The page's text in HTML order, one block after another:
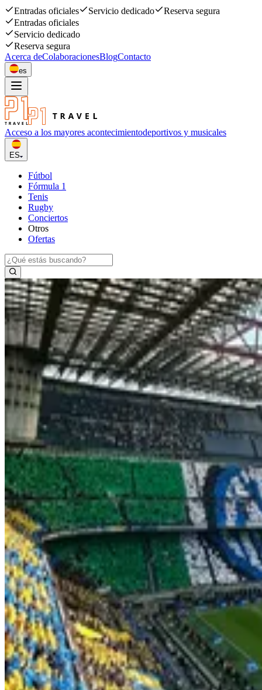
Entradas oficiales Servicio dedicado
Reserva segura
Entradas oficiales
Servicio dedicado
Reserva segura
Acerca deColaboracionesBlogContacto
es
Acceso a los mayores acontecimientodeportivos y musicales
ES
Fútbol
Fórmula 1
Tenis
Rugby
Conciertos
Otros
Ofertas